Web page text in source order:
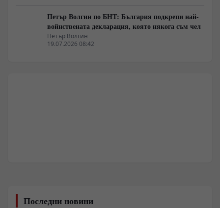
Петър Волгин по БНТ: България подкрепи най-
войнствената декларация, която някога съм чел
Петър Волгин
19.07.2026 08:42
Последни новини